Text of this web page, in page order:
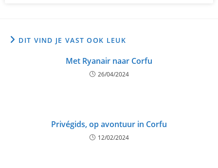
DIT VIND JE VAST OOK LEUK
Met Ryanair naar Corfu
26/04/2024
Privégids, op avontuur in Corfu
12/02/2024